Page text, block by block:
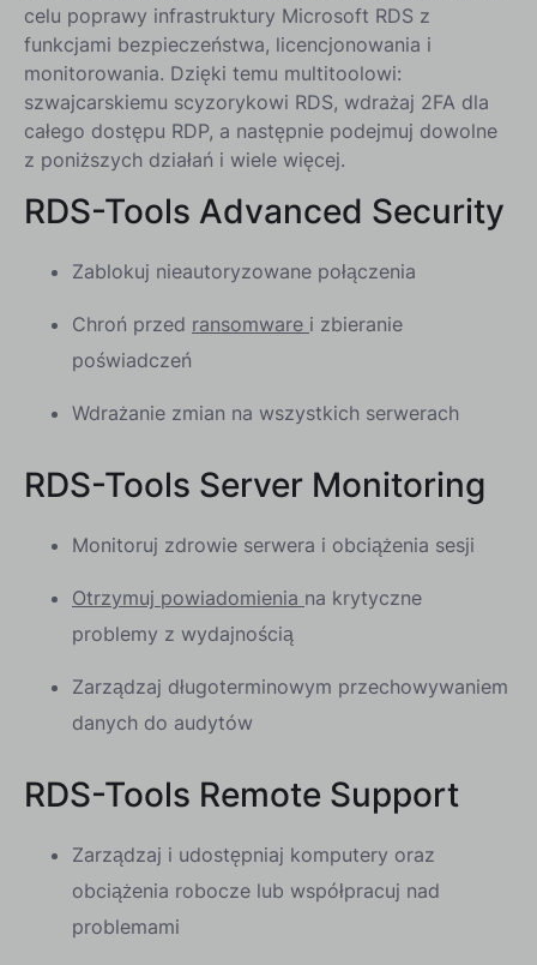
celu poprawy infrastruktury Microsoft RDS z
funkcjami bezpieczeństwa, licencjonowania i
monitorowania. Dzięki temu multitoolowi:
szwajcarskiemu scyzorykowi RDS, wdrażaj 2FA dla
całego dostępu RDP, a następnie podejmuj dowolne
z poniższych działań i wiele więcej.
RDS-Tools Advanced Security
Zablokuj nieautoryzowane połączenia
Chroń przed ransomware i zbieranie
poświadczeń
Wdrażanie zmian na wszystkich serwerach
RDS-Tools Server Monitoring
Monitoruj zdrowie serwera i obciążenia sesji
Otrzymuj powiadomienia na krytyczne
problemy z wydajnością
Zarządzaj długoterminowym przechowywaniem
danych do audytów
RDS-Tools Remote Support
Zarządzaj i udostępniaj komputery oraz
obciążenia robocze lub współpracuj nad
problemami